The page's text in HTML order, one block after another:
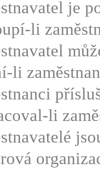
je
li
li
li